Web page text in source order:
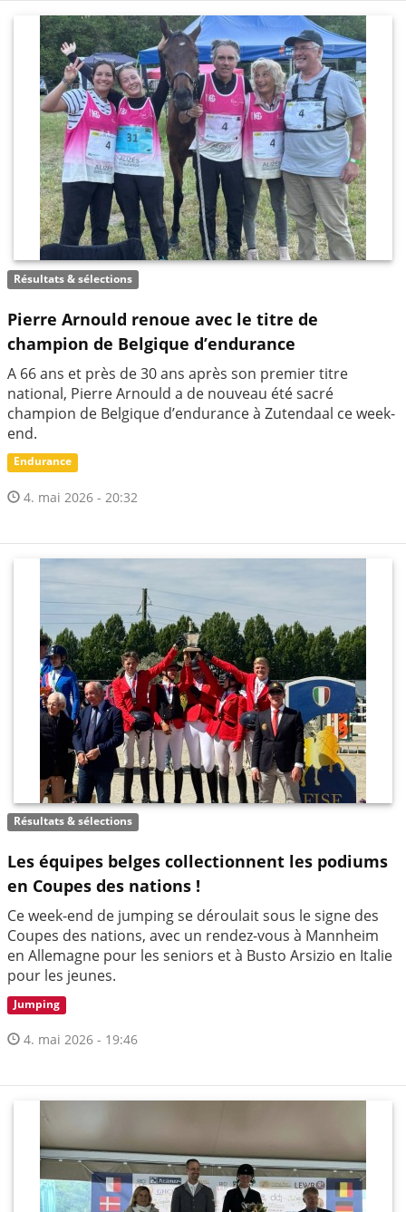
Résultats & sélections
Pierre Arnould renoue avec le titre de
champion de Belgique d’endurance
A 66 ans et près de 30 ans après son premier titre
national, Pierre Arnould a de nouveau été sacré
champion de Belgique d’endurance à Zutendaal ce week-
end.
Endurance
4. mai 2026 - 20:32
Résultats & sélections
Les équipes belges collectionnent les podiums
en Coupes des nations !
Ce week-end de jumping se déroulait sous le signe des
Coupes des nations, avec un rendez-vous à Mannheim
en Allemagne pour les seniors et à Busto Arsizio en Italie
pour les jeunes.
Jumping
4. mai 2026 - 19:46